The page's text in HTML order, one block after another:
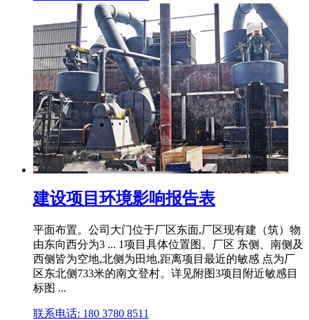
建设项目环境影响报告表
平面布置。公司大门位于厂区东面,厂区现有建（筑）物
由东向西分为3 ... 1项目具体位置图。厂区 东侧、南侧及
西侧皆为空地,北侧为田地,距离项目最近的敏感 点为厂
区东北侧733米的南文登村。详见附图3项目附近敏感目
标图 ...
联系电话: 180 3780 8511